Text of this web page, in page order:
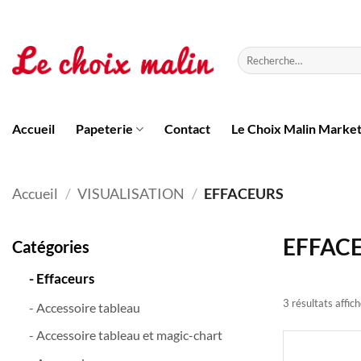
contenu
Recherche
pour :
Accueil Papeterie Contact Le Choix Malin Market
Accueil / VISUALISATION / EFFACEURS
Catégories
- Effaceurs
- Accessoire tableau
- Accessoire tableau et magic-chart
3 résultats